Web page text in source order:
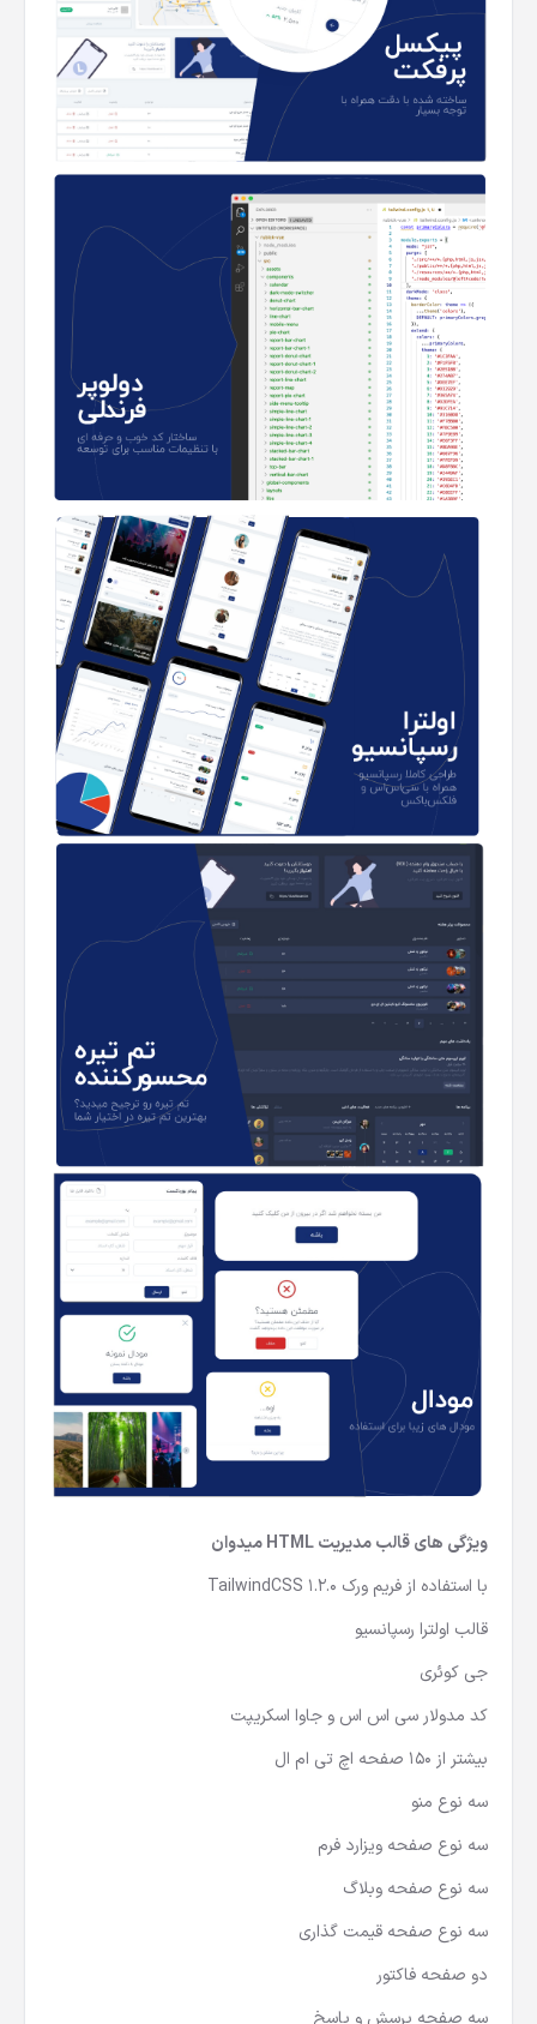
ویژگی های قالب مدیریت HTML میدوان
با استفاده از فریم ورک TailwindCSS 1.2.0
قالب اولترا رسپانسیو
جی کوئری
کد مدولار سی اس اس و جاوا اسکریپت
بیشتر از 150 صفحه اچ تی ام ال
سه نوع منو
سه نوع صفحه ویزارد فرم
سه نوع صفحه وبلاگ
سه نوع صفحه قیمت گذاری
دو صفحه فاکتور
سه صفحه پرسش و پاسخ